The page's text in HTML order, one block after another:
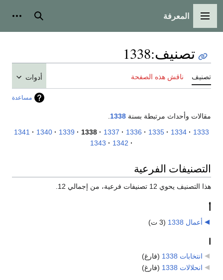
القائمة الرئيسية
المعرفة بحث
تصنيف:
1338
تصنيف ناقش هذه الصفحة أدوات
مساعدة
مقالات وأحداث مرتبطة بسنة 1338
1333
1334
1335
1336
1337
1338
1339
1340
1341
1342
1343
التصنيفات الفرعية
هذا التصنيف يحوي 12 تصنيفات فرعية، من إجمالي 12.
أعمال 1338 (3 ت)
انتخابات 1338
(فارغ)
انحلالات 1338
(فارغ)